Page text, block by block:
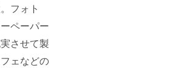
フォト
ペーパー
させて製
ェなどの